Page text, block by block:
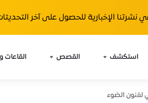
الإخبارية للحصول على آخر
استكشف القصص القاعات
الضوء